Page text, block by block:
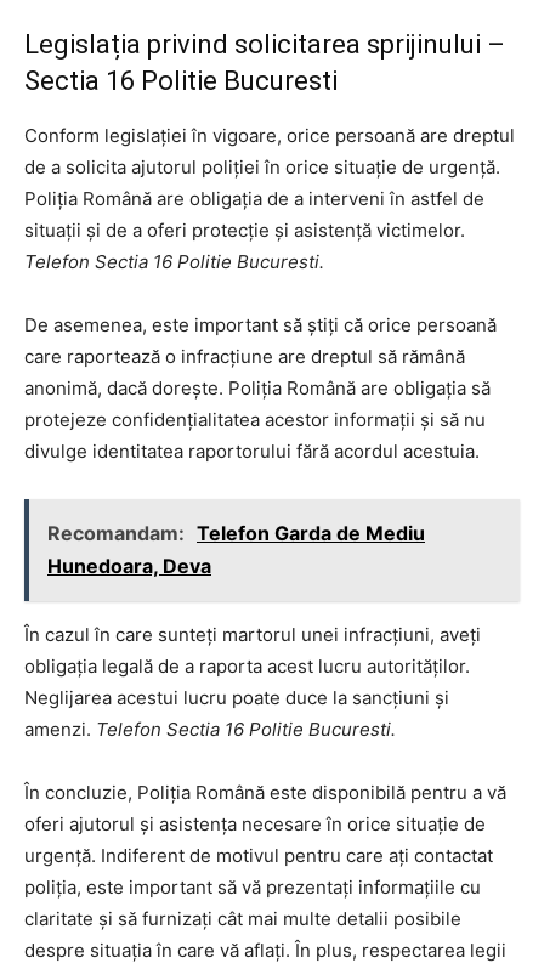
Legislația privind solicitarea sprijinului –
Sectia 16 Politie Bucuresti
Conform legislației în vigoare, orice persoană are dreptul
de a solicita ajutorul poliției în orice situație de urgență.
Poliția Română are obligația de a interveni în astfel de
situații și de a oferi protecție și asistență victimelor.
Telefon Sectia 16 Politie Bucuresti.
De asemenea, este important să știți că orice persoană
care raportează o infracțiune are dreptul să rămână
anonimă, dacă dorește. Poliția Română are obligația să
protejeze confidențialitatea acestor informații și să nu
divulge identitatea raportorului fără acordul acestuia.
Recomandam: Telefon Garda de Mediu
Hunedoara, Deva
În cazul în care sunteți martorul unei infracțiuni, aveți
obligația legală de a raporta acest lucru autorităților.
Neglijarea acestui lucru poate duce la sancțiuni și
amenzi. Telefon Sectia 16 Politie Bucuresti.
În concluzie, Poliția Română este disponibilă pentru a vă
oferi ajutorul și asistența necesare în orice situație de
urgență. Indiferent de motivul pentru care ați contactat
poliția, este important să vă prezentați informațiile cu
claritate și să furnizați cât mai multe detalii posibile
despre situația în care vă aflați. În plus, respectarea legii